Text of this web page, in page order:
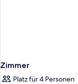
Zimmer
Platz für 4 Personen